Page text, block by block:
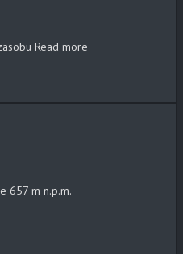
Read more
657 m n.p.m.